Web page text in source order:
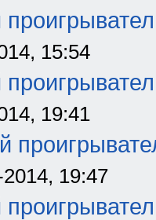
15:54
19:41
19:47